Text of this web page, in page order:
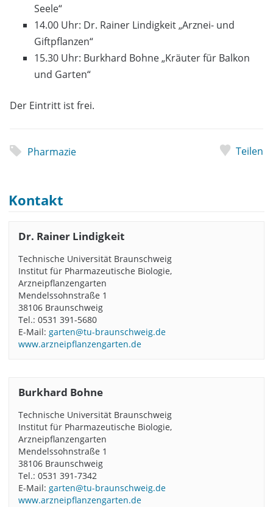
Seele“
14.00 Uhr: Dr. Rainer Lindigkeit „Arznei- und
Giftpflanzen“
15.30 Uhr: Burkhard Bohne „Kräuter für Balkon
und Garten“
Der Eintritt ist frei.
Pharmazie Teilen
Kontakt
Dr. Rainer Lindigkeit
Technische Universität Braunschweig
Institut für Pharmazeutische Biologie,
Arzneipflanzengarten
Mendelssohnstraße 1
38106 Braunschweig
Tel.: 0531 391-5680
E-Mail: garten@tu-braunschweig.de
www.arzneipflanzengarten.de
Burkhard Bohne
Technische Universität Braunschweig
Institut für Pharmazeutische Biologie,
Arzneipflanzengarten
Mendelssohnstraße 1
38106 Braunschweig
Tel.: 0531 391-7342
E-Mail: garten@tu-braunschweig.de
www.arzneipflanzengarten.de